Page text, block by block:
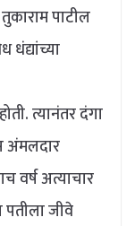
पाटील
धंद्यांच्या
त्यानंतर दंगा
अंमलदार
वर्ष अत्याचार
जीवे